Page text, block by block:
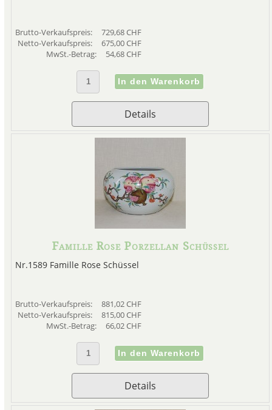
Brutto-Verkaufspreis:
729,68 CHF
Netto-Verkaufspreis:
675,00 CHF
MwSt.-Betrag:
54,68 CHF
Details
Famille Rose Porzellan Schüssel
Nr.1589 Famille Rose Schüssel
Brutto-Verkaufspreis:
881,02 CHF
Netto-Verkaufspreis:
815,00 CHF
MwSt.-Betrag:
66,02 CHF
Details